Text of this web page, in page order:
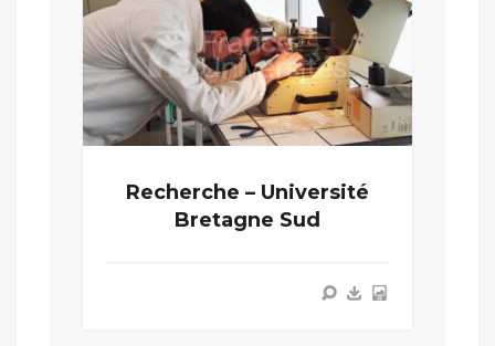
Recherche – Université
Bretagne Sud